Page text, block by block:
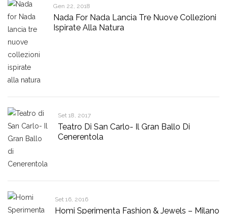
Gen 22, 2018
Nada For Nada Lancia Tre Nuove Collezioni
Ispirate Alla Natura
Set 18, 2017
Teatro Di San Carlo- Il Gran Ballo Di
Cenerentola
Set 16, 2016
Homi Sperimenta Fashion & Jewels – Milano